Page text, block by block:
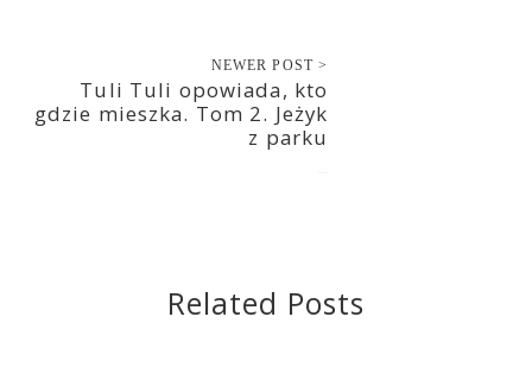
NEWER POST >
Tuli Tuli opowiada, kto
gdzie mieszka. Tom 2. Jeżyk
z parku
Related Posts